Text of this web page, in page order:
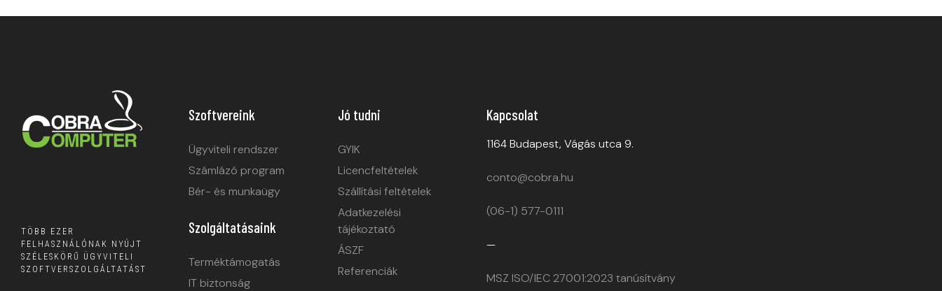
TÖBB EZER
FELHASZNÁLÓNAK NYÚJT
SZÉLESKÖRŰ ÜGYVITELI
SZOFTVERSZOLGÁLTATÁST
Szoftvereink
Ügyviteli rendszer
Számlázó program
Bér- és munkaügy
Szolgáltatásaink
Terméktámogatás
IT biztonság
Jó tudni
GYIK
Licencfeltételek
Szállítási feltételek
Adatkezelési
tájékoztató
ÁSZF
Referenciák
Kapcsolat
1164 Budapest, Vágás utca 9.
conto@cobra.hu
(06-1) 577-0111
—
MSZ ISO/IEC 27001:2023 tanúsítvány